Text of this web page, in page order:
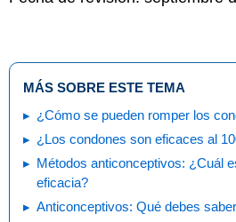
MÁS SOBRE ESTE TEMA
¿Cómo se pueden romper los
¿Los condones son eficaces al
Métodos anticonceptivos: ¿Cuál
eficacia?
Anticonceptivos: Qué debes saber